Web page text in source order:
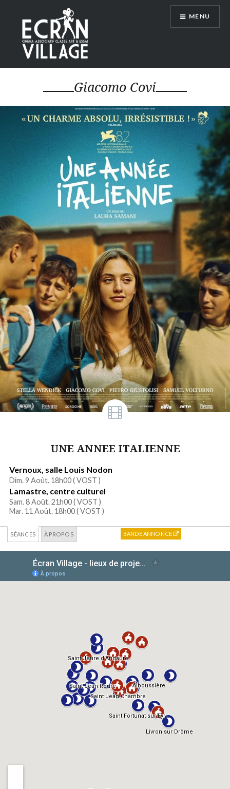
contenu
principal
ÉCRAN VILLAGE
MENU
Giacomo Covi
UNE ANNEE ITALIENNE
Vernoux, salle Louis Nodon
Dim. 9 Août. 18h00 (VOST )
Lamastre, centre culturel
Sam. 8 Août. 21h00 (VOST )
Mar. 11 Août. 18h00 (VOST )
SÉANCES À PROPOS BANDE ANNONCE